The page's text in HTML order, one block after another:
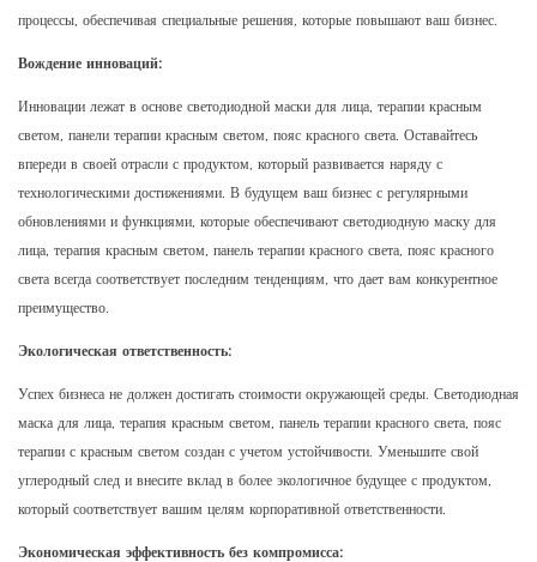
процессы, обеспечивая специальные решения, которые повышают ваш бизнес.
Вождение инноваций:
Инновации лежат в основе светодиодной маски для лица, терапии красным
светом, панели терапии красным светом, пояс красного света. Оставайтесь
впереди в своей отрасли с продуктом, который развивается наряду с
технологическими достижениями. В будущем ваш бизнес с регулярными
обновлениями и функциями, которые обеспечивают светодиодную маску для
лица, терапия красным светом, панель терапии красного света, пояс красного
света всегда соответствует последним тенденциям, что дает вам конкурентное
преимущество.
Экологическая ответственность:
Успех бизнеса не должен достигать стоимости окружающей среды. Светодиодная
маска для лица, терапия красным светом, панель терапии красного света, пояс
терапии с красным светом создан с учетом устойчивости. Уменьшите свой
углеродный след и внесите вклад в более экологичное будущее с продуктом,
который соответствует вашим целям корпоративной ответственности.
Экономическая эффективность без компромисса: